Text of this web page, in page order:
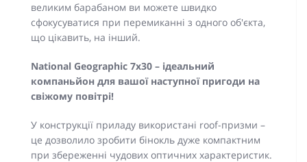
великим барабаном ви можете швидко
сфокусуватися при перемиканні з одного об'єкта,
що цікавить, на інший.
National Geographic 7x30 – ідеальний
компаньйон для вашої наступної пригоди на
свіжому повітрі!
У конструкції приладу використані roof-призми –
це дозволило зробити бінокль дуже компактним
при збереженні чудових оптичних характеристик.